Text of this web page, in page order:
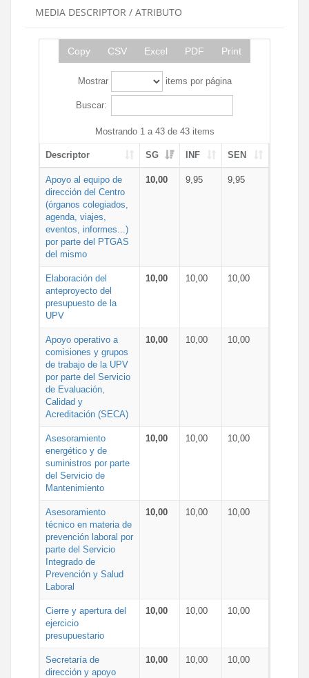
MEDIA DESCRIPTOR / ATRIBUTO
Copy CSV Excel PDF Print
Mostrar items por página
Buscar:
Mostrando 1 a 43 de 43 items
Descriptor SG INF SEN
Apoyo al equipo de
dirección del Centro
(órganos colegiados,
agenda, viajes,
eventos, informes...)
por parte del PTGAS
del mismo
10,00 9,95 9,95
Elaboración del
anteproyecto del
presupuesto de la
UPV
10,00 10,00 10,00
Apoyo operativo a
comisiones y grupos
de trabajo de la UPV
por parte del Servicio
de Evaluación,
Calidad y
Acreditación (SECA)
10,00 10,00 10,00
Asesoramiento
energético y de
suministros por parte
del Servicio de
Mantenimiento
10,00 10,00 10,00
Asesoramiento
técnico en materia de
prevención laboral por
parte del Servicio
Integrado de
Prevención y Salud
Laboral
10,00 10,00 10,00
Cierre y apertura del
ejercicio
presupuestario
10,00 10,00 10,00
Secretaría de
dirección y apoyo
10,00 10,00 10,00